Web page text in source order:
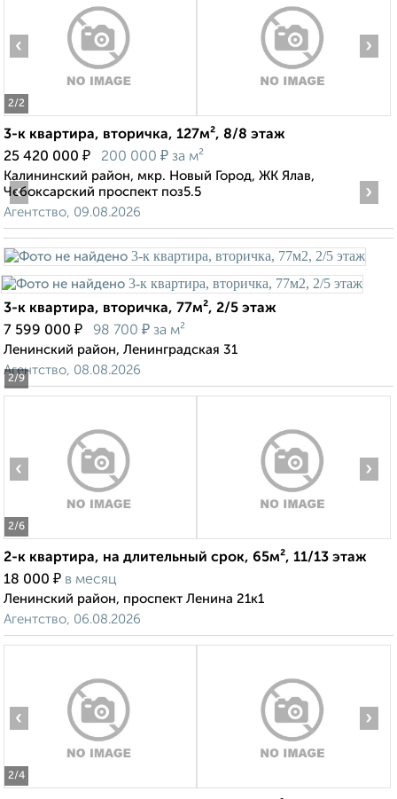
2/2
‹ ›
3-к квартира, вторичка, 127м², 8/8 этаж
25 420 000 ₽ 200 000 ₽ за м²
Калининский район, мкр. Новый Город, ЖК Ялав,
Чебоксарский проспект поз5.5
Агентство, 09.08.2026
2/9
‹ ›
3-к квартира, вторичка, 77м², 2/5 этаж
7 599 000 ₽ 98 700 ₽ за м²
Ленинский район, Ленинградская 31
Агентство, 08.08.2026
2/6
‹ ›
2-к квартира, на длительный срок, 65м², 11/13 этаж
18 000 ₽ в месяц
Ленинский район, проспект Ленина 21к1
Агентство, 06.08.2026
2/4
‹ ›